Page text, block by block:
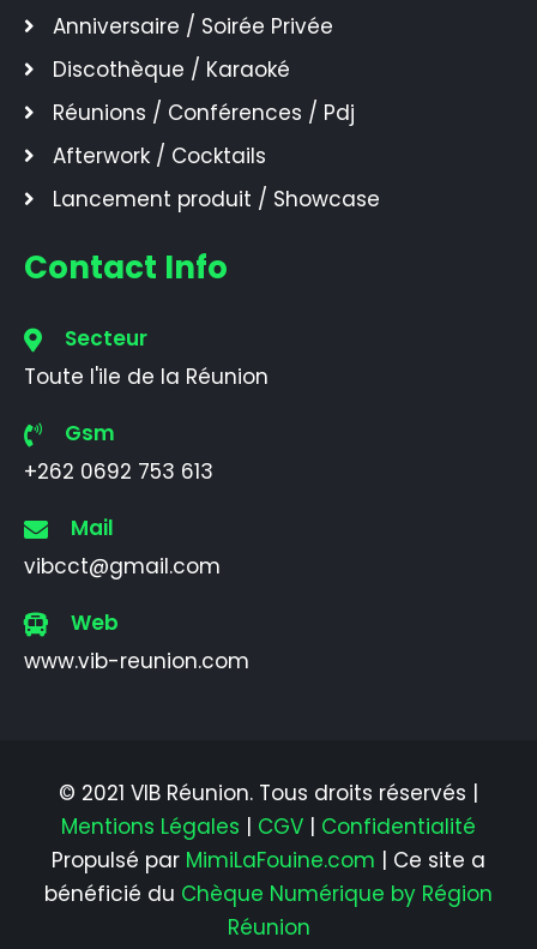
Anniversaire / Soirée Privée
Discothèque / Karaoké
Réunions / Conférences / Pdj
Afterwork / Cocktails
Lancement produit / Showcase
Contact Info
Secteur
Toute l'ile de la Réunion
Gsm
+262 0692 753 613
Mail
vibcct@gmail.com
Web
www.vib-reunion.com
© 2021 VIB Réunion. Tous droits réservés |
Mentions Légales | CGV | Confidentialité
Propulsé par MimiLaFouine.com | Ce site a
bénéficié du Chèque Numérique by Région
Réunion